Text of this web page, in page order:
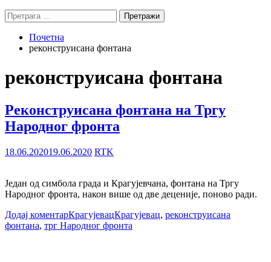
Претрага
за:
Почетна
реконструисана фонтана
реконструисана фонтана
Реконструисана фонтана на Тргу
Народног фронта
18.06.202019.06.2020 RTK
Један од симбола града и Крагујевчана, фонтана на Тргу
Народног фронта, након више од две деценије, поново ради.
Додај коментарКрагујевацКрагујевац, реконструисана
фонтана, трг Народног фронта